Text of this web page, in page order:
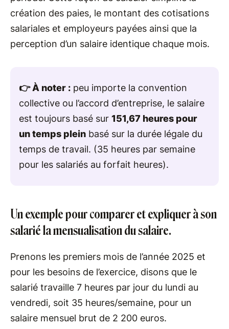
création des paies, le montant des cotisations
salariales et employeurs payées ainsi que la
perception d’un salaire identique chaque mois.
👉 À noter : peu importe la convention
collective ou l’accord d’entreprise, le salaire
est toujours basé sur 151,67 heures pour
un temps plein basé sur la durée légale du
temps de travail. (35 heures par semaine
pour les salariés au forfait heures).
Un exemple pour comparer et expliquer à son
salarié la mensualisation du salaire.
Prenons les premiers mois de l’année 2025 et
pour les besoins de l’exercice, disons que le
salarié travaille 7 heures par jour du lundi au
vendredi, soit 35 heures/semaine, pour un
salaire mensuel brut de 2 200 euros.